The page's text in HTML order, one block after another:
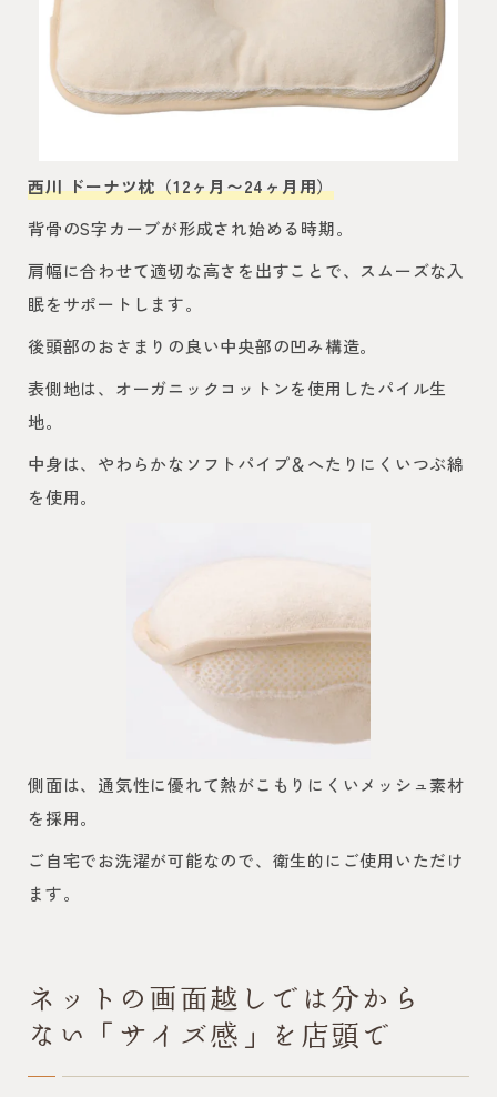
西川 ドーナツ枕（12ヶ月〜24ヶ月用）
背骨のS字カーブが形成され始める時期。
肩幅に合わせて適切な高さを出すことで、スムーズな入
眠をサポートします。
後頭部のおさまりの良い中央部の凹み構造。
表側地は、オーガニックコットンを使用したパイル生
地。
中身は、やわらかなソフトパイプ＆へたりにくいつぶ綿
を使用。
側面は、通気性に優れて熱がこもりにくいメッシュ素材
を採用。
ご自宅でお洗濯が可能なので、衛生的にご使用いただけ
ます。
ネットの画面越しでは分から
ない「サイズ感」を店頭で